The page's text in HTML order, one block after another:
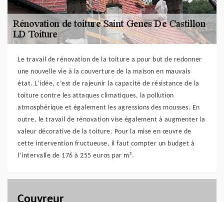
Le travail de rénovation de la toiture a pour but de redonner
une nouvelle vie à la couverture de la maison en mauvais
état. L’idée, c’est de rajeunir la capacité de résistance de la
toiture contre les attaques climatiques, la pollution
atmosphérique et également les agressions des mousses. En
outre, le travail de rénovation vise également à augmenter la
valeur décorative de la toiture. Pour la mise en œuvre de
cette intervention fructueuse, il faut compter un budget à
l’intervalle de 176 à 255 euros par m².
Couvreur